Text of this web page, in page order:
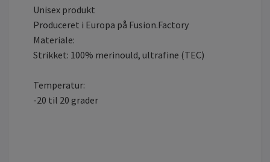
Unisex produkt
Produceret i Europa på Fusion.Factory
Materiale:
Strikket: 100% merinould, ultrafine (TEC)
Temperatur:
-20 til 20 grader